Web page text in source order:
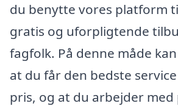
du benytte vores platform
gratis og uforpligtende
fagfolk. På denne måde
at du får den bedste
pris, og at du arbejder med